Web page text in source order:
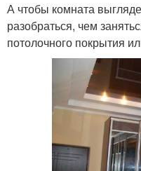
А чтобы комната
разобраться, чем
потолочного покрытия